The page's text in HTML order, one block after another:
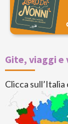
Gite, viaggi
Clicca